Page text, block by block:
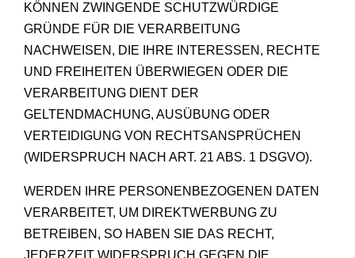
KÖNNEN ZWINGENDE SCHUTZWÜRDIGE
GRÜNDE FÜR DIE VERARBEITUNG
NACHWEISEN, DIE IHRE INTERESSEN, RECHTE
UND FREIHEITEN ÜBERWIEGEN ODER DIE
VERARBEITUNG DIENT DER
GELTENDMACHUNG, AUSÜBUNG ODER
VERTEIDIGUNG VON RECHTSANSPRÜCHEN
(WIDERSPRUCH NACH ART. 21 ABS. 1 DSGVO).
WERDEN IHRE PERSONENBEZOGENEN DATEN
VERARBEITET, UM DIREKTWERBUNG ZU
BETREIBEN, SO HABEN SIE DAS RECHT,